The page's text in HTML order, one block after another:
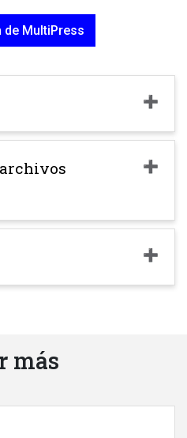
MultiPress
archivos
más